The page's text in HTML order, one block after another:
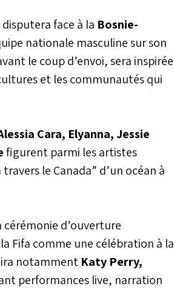
disputera face à la Bosnie-
nationale masculine sur son
le coup d’envoi, sera inspirée
et les communautés qui
Cara, Elyanna, Jessie
figurent parmi les artistes
le Canada” d’un océan à
cérémonie d’ouverture
Fifa comme une célébration à la
notamment Katy Perry,
performances live, narration